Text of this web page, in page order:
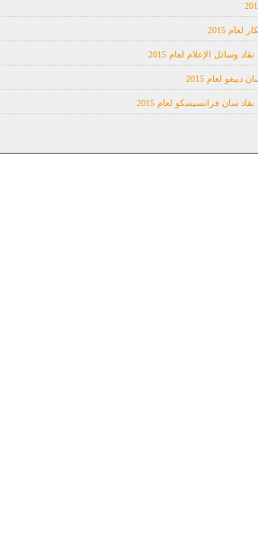
2015
وسائل الإعلام لعام 2015
لعام 2015
سان فرانسيسكو لعام 2015